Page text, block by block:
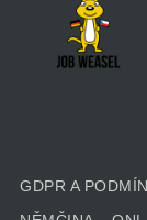
GDPR A